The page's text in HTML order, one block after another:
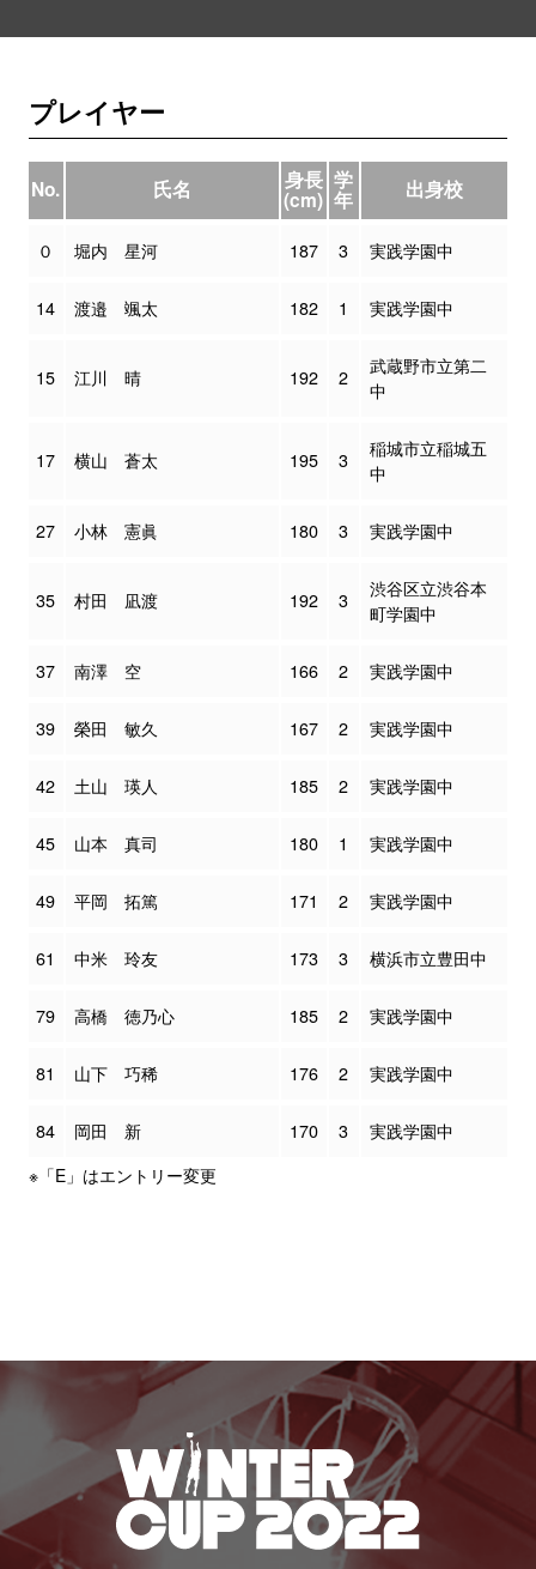
プレイヤー
No. 氏名 身長
(cm)
学
年 出身校
０ 堀内 星河 187 3 実践学園中
14 渡邉 颯太 182 1 実践学園中
15 江川 晴 192 2
武蔵野市立第二
中
17 横山 蒼太 195 3
稲城市立稲城五
中
27 小林 憲眞 180 3 実践学園中
35 村田 凪渡 192 3
渋谷区立渋谷本
町学園中
37 南澤 空 166 2 実践学園中
39 榮田 敏久 167 2 実践学園中
42 土山 瑛人 185 2 実践学園中
45 山本 真司 180 1 実践学園中
49 平岡 拓篤 171 2 実践学園中
61 中米 玲友 173 3 横浜市立豊田中
79 高橋 徳乃心 185 2 実践学園中
81 山下 巧稀 176 2 実践学園中
84 岡田 新 170 3
実践学園中
※「E」はエントリー変更